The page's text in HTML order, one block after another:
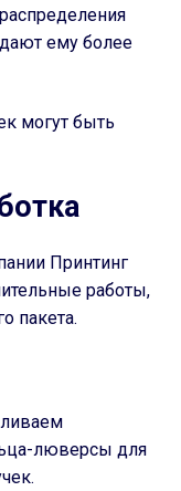
ему более
могут быть
Принтинг
работы,
пакета.
люверсы для